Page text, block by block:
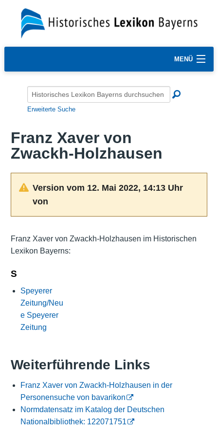
MENÜ
Erweiterte Suche
Franz Xaver von
Zwackh-Holzhausen
Version vom 12. Mai 2022, 14:13 Uhr
von
Franz Xaver von Zwackh-Holzhausen im Historischen
Lexikon Bayerns:
S
Speyerer
Zeitung/Neu
e Speyerer
Zeitung
Weiterführende Links
Franz Xaver von Zwackh-Holzhausen in der
Personensuche von bavarikon
Normdatensatz im Katalog der Deutschen
Nationalbibliothek: 122071751